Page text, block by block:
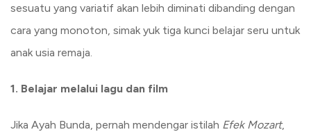
sesuatu yang variatif akan lebih diminati dibanding dengan
cara yang monoton, simak yuk tiga kunci belajar seru untuk
anak usia remaja.
1. Belajar melalui lagu dan film
Jika Ayah Bunda, pernah mendengar istilah Efek Mozart,